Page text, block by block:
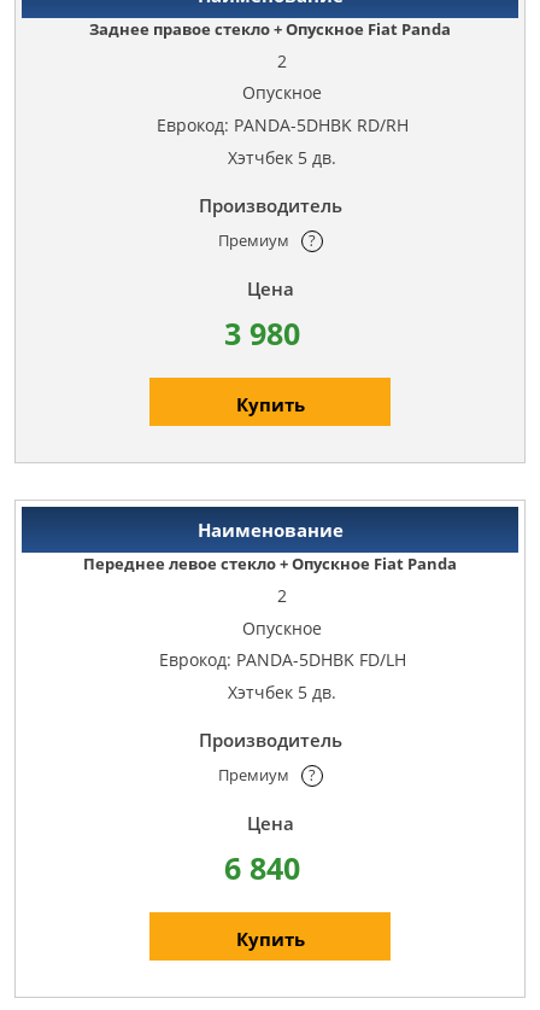
Заднее правое стекло + Опускное Fiat Panda
2
Опускное
Еврокод: PANDA-5DHBK RD/RH
Хэтчбек 5 дв.
Премиум ?
3 980
Купить
Переднее левое стекло + Опускное Fiat Panda
2
Опускное
Еврокод: PANDA-5DHBK FD/LH
Хэтчбек 5 дв.
Премиум ?
6 840
Купить